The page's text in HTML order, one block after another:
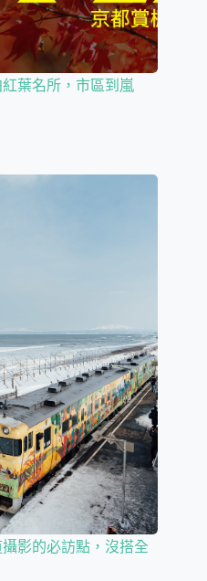
葉名所，市區到嵐
影的必訪點，沒搭全